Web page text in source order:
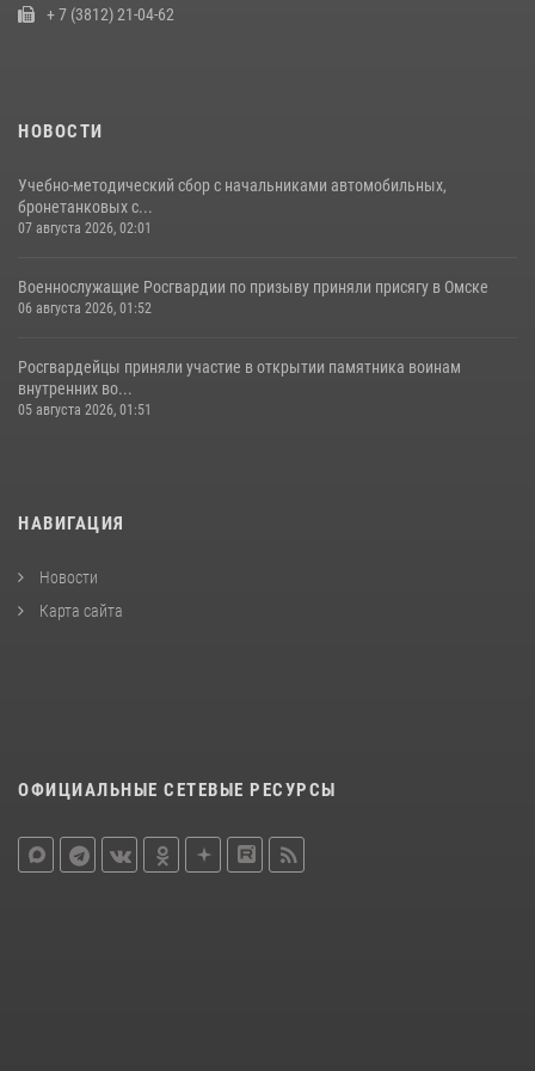
+ 7 (3812) 21-04-62
НОВОСТИ
Учебно-методический сбор с начальниками автомобильных,
бронетанковых с...
07 августа 2026, 02:01
Военнослужащие Росгвардии по призыву приняли присягу в Омске
06 августа 2026, 01:52
Росгвардейцы приняли участие в открытии памятника воинам
внутренних во...
05 августа 2026, 01:51
НАВИГАЦИЯ
Новости
Карта сайта
ОФИЦИАЛЬНЫЕ СЕТЕВЫЕ РЕСУРСЫ